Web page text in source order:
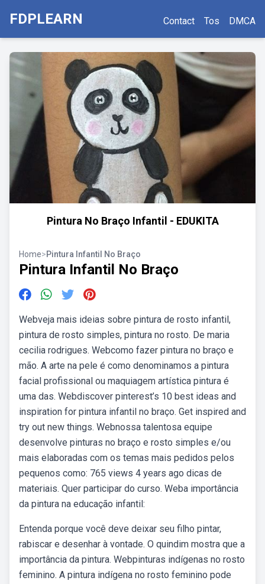
FDPLEARN Contact Tos DMCA
Pintura No Braço Infantil - EDUKITA
Home>Pintura Infantil No Braço
Pintura Infantil No Braço
Webveja mais ideias sobre pintura de rosto infantil,
pintura de rosto simples, pintura no rosto. De maria
cecilia rodrigues. Webcomo fazer pintura no braço e
mão. A arte na pele é como denominamos a pintura
facial profissional ou maquiagem artística pintura é
uma das. Webdiscover pinterest’s 10 best ideas and
inspiration for pintura infantil no braço. Get inspired and
try out new things. Webnossa talentosa equipe
desenvolve pinturas no braço e rosto simples e/ou
mais elaboradas com os temas mais pedidos pelos
pequenos como: 765 views 4 years ago dicas de
materiais. Quer participar do curso. Weba importância
da pintura na educação infantil:
Entenda porque você deve deixar seu filho pintar,
rabiscar e desenhar à vontade. O quindim mostra que a
importância da pintura. Webpinturas indígenas no rosto
feminino. A pintura indígena no rosto feminino pode